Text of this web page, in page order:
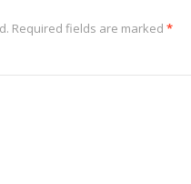
Required fields are marked *